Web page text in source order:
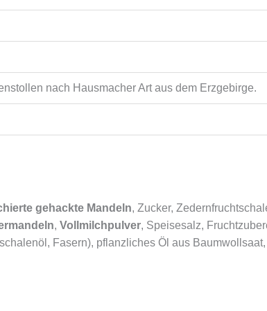
nach Hausmacher Art aus dem Erzgebirge.
gehackte Mandeln, Zucker,
, Vollmilchpulver, Speisesalz,
Fasern), pflanzliches Öl aus Baumwollsaat,